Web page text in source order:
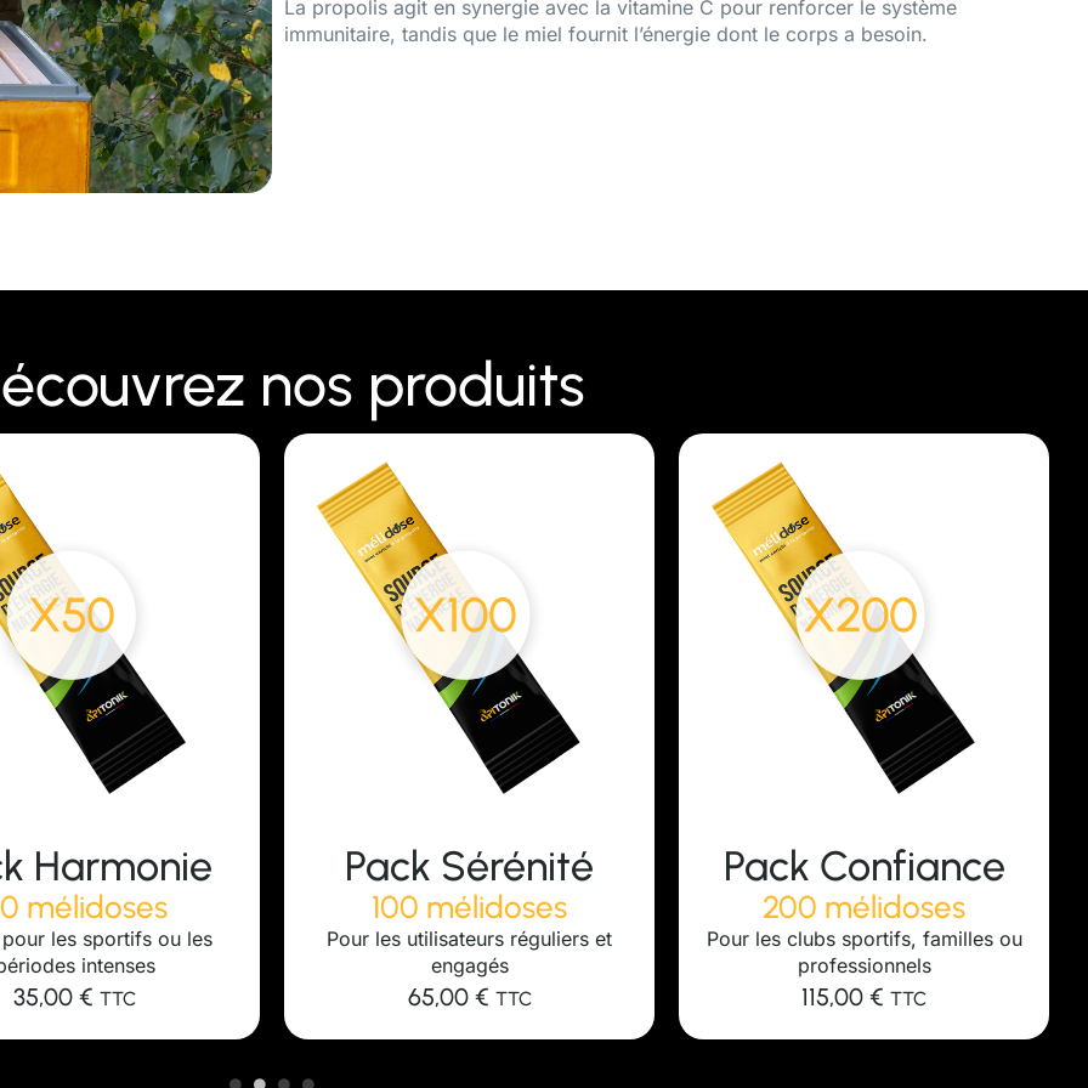
La propolis agit en synergie avec la vitamine C pour renforcer le système
immunitaire, tandis que le miel fournit l’énergie dont le corps a besoin.
nos produits
Sérénité
mélidoses
utilisateurs réguliers et
engagés
65,00€ TTC
Pack Confiance
200 mélidoses
Pour les clubs sportifs, familles ou
professionnels
115,00 € TTC
Pack Vitalité
500 mélidoses
Pour les revendeurs ou
programmes longue durée
264,99€ TTC